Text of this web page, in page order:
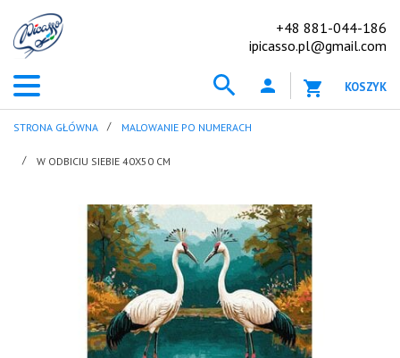
+48 881-044-186
ipicasso.pl@gmail.com
KOSZYK
STRONA GŁÓWNA MALOWANIE PO NUMERACH
W ODBICIU SIEBIE 40X50 CM